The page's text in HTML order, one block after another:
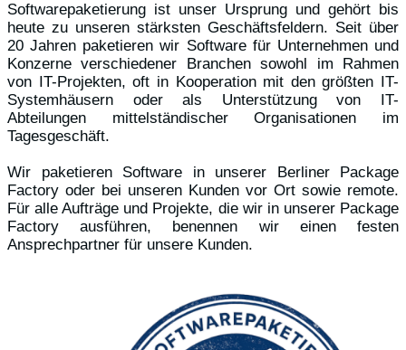
Softwarepaketierung ist unser Ursprung und gehört bis
heute zu unseren stärksten Geschäftsfeldern. Seit über
20 Jahren paketieren wir Software für Unternehmen und
Konzerne verschiedener Branchen sowohl im Rahmen
von IT-Projekten, oft in Kooperation mit den größten IT-
Systemhäusern oder als Unterstützung von IT-
Abteilungen mittelständischer Organisationen im
Tagesgeschäft.
Wir paketieren Software in unserer Berliner Package
Factory oder bei unseren Kunden vor Ort sowie remote.
Für alle Aufträge und Projekte, die wir in unserer Package
Factory ausführen, benennen wir einen festen
Ansprechpartner für unsere Kunden.